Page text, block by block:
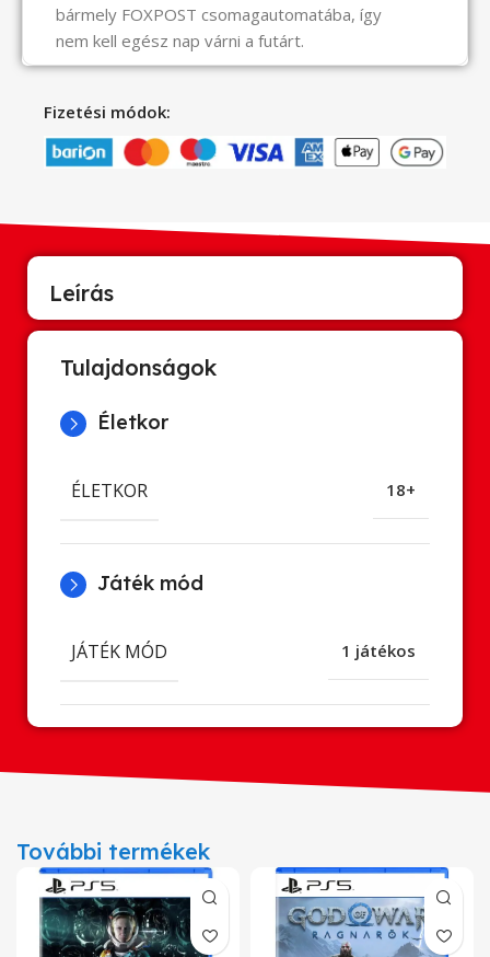
bármely FOXPOST csomagautomatába, így
nem kell egész nap várni a futárt.
Fizetési módok:
Leírás
Tulajdonságok
Életkor
ÉLETKOR 18+
Játék mód
JÁTÉK MÓD 1 játékos
További termékek